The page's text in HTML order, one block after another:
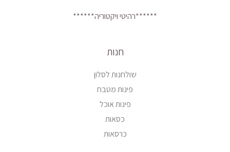
******רהיטי ויקטוריה******
חנות
שולחנות לסלון
פינות מטבח
פינות אוכל
כסאות
כרסאות